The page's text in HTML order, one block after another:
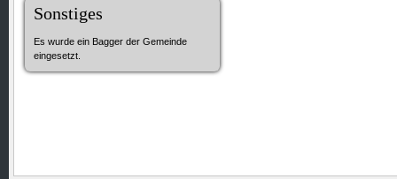
Sonstiges
Es wurde ein Bagger der Gemeinde
eingesetzt.